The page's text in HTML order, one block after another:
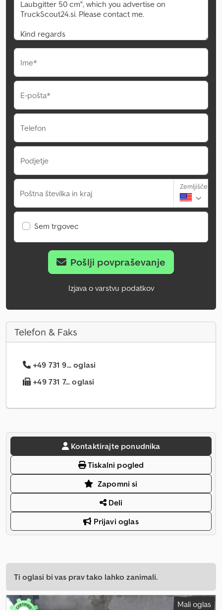
Ime*
E-pošta*
Telefon
Podjetje
Poštna številka in kraj
Zemljišče
Sem trgovec
Pošlji povpraševanje
Izjava o varstvu podatkov
Telefon & Faks
+49 731 9... oglasi
+49 731 7... oglasi
Kontaktirajte ponudnika
Tiskalni pogled
Zapomni si
Deli
Prijavi oglas
Ti oglasi bi vas prav tako lahko zanimali.
Mali oglas